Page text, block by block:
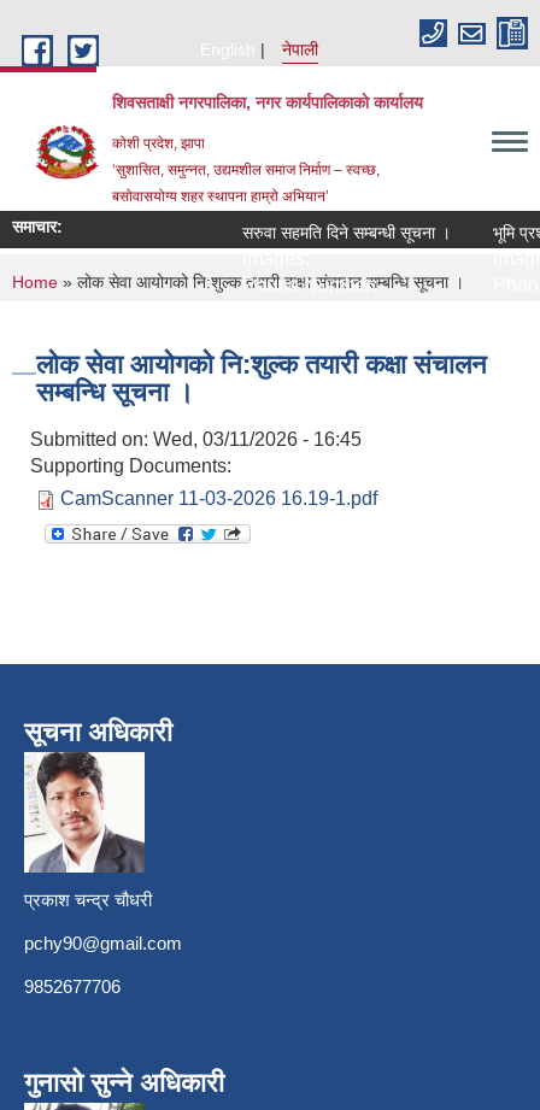
English
नेपाली
शिवसताक्षी नगरपालिका, नगर कार्यपालिकाकाे कार्यालय
कोशी प्रदेश, झापा
‘सुशासित, समुन्‍नत, उद्यमशील समाज निर्माण – स्वच्छ,
बसोवासयोग्य शहर स्थापना हाम्रो अभियान’
समाचार: सरुवा सहमति दिने सम्बन्धी सूचना ।
Phone Number:
भूमि
You are here
Home » लोक सेवा आयोगको नि:शुल्क तयारी कक्षा संचालन सम्बन्धि सूचना ।
लोक सेवा आयोगको नि:शुल्क तयारी कक्षा संचालन
सम्बन्धि सूचना ।
Submitted on: Wed, 03/11/2026 - 16:45
Supporting Documents:
CamScanner 11-03-2026 16.19-1.pdf
सूचना अधिकारी
प्रकाश चन्द्र चौधरी
pchy90@gmail.com
9852677706
गुनासो सुन्ने अधिकारी